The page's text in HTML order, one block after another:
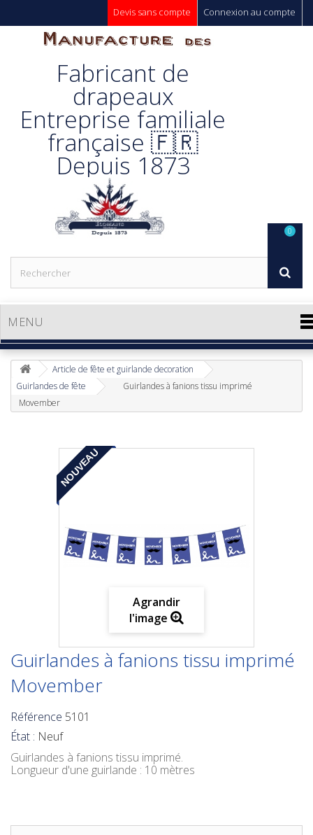
Connexion au compte
Devis sans compte
Manufacture
Des
Drapeaux
Unic s.a.
Fabricant de
drapeaux
Entreprise familiale
française 🇫🇷
Depuis 1873
MENU
0
Article de fête et guirlande decoration
Guirlandes de fête
Guirlandes à fanions tissu imprimé
Movember
NOUVEAU
Agrandir
l'image
Guirlandes à fanions tissu imprimé
Movember
Référence 5101
État : Neuf
Guirlandes à fanions tissu imprimé.
Longueur d'une guirlande : 10 mètres